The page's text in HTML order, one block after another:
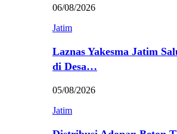
06/08/2026
Jatim
Laznas Yakesma Jatim
di Desa…
05/08/2026
Jatim